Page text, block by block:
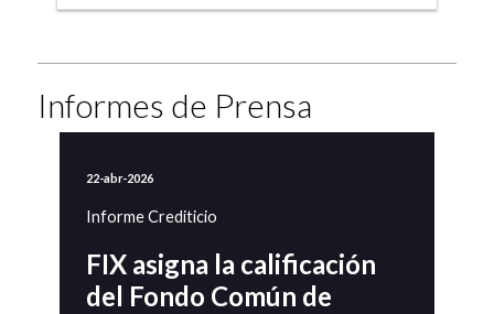
Informes de Prensa
22-abr-2026
Informe Crediticio
FIX asigna la calificación
del Fondo Común de